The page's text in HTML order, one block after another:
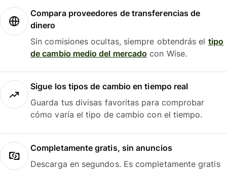
Compara proveedores de transferencias de
dinero
Sin comisiones ocultas, siempre obtendrás el tipo
de cambio medio del mercado con Wise.
Sigue los tipos de cambio en tiempo real
Guarda tus divisas favoritas para comprobar
cómo varía el tipo de cambio con el tiempo.
Completamente gratis, sin anuncios
Descarga en segundos. Es completamente gratis